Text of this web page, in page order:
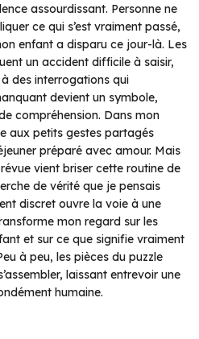
assourdissant. Personne ne
ce qui s’est vraiment passé,
enfant a disparu ce jour-là. Les
un accident difficile à saisir,
des interrogations qui
devient un symbole,
compréhension. Dans mon
aux petits gestes partagés
préparé avec amour. Mais
vient briser cette routine de
de vérité que je pensais
discret ouvre la voie à une
mon regard sur les
et sur ce que signifie vraiment
à peu, les pièces du puzzle
laissant entrevoir une
humaine.